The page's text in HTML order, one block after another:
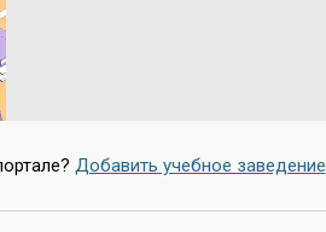
Добавить учебное заведение